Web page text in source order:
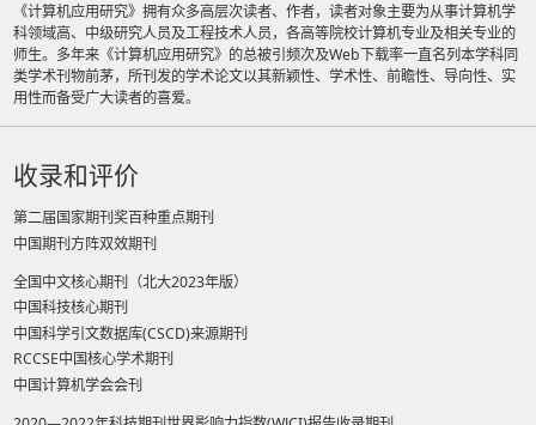
《计算机应用研究》拥有众多高层次读者、作者，读者对象主要为从事计算机学
科领域高、中级研究人员及工程技术人员，各高等院校计算机专业及相关专业的
师生。多年来《计算机应用研究》的总被引频次及Web下载率一直名列本学科同
类学术刊物前茅，所刊发的学术论文以其新颖性、学术性、前瞻性、导向性、实
用性而备受广大读者的喜爱。
收录和评价
第二届国家期刊奖百种重点期刊
中国期刊方阵双效期刊
全国中文核心期刊（北大2023年版）
中国科技核心期刊
中国科学引文数据库(CSCD)来源期刊
RCCSE中国核心学术期刊
中国计算机学会会刊